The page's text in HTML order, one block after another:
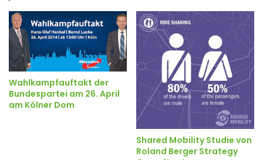
Wahlkampfauftakt der
Bundespartei am 26. April
am Kölner Dom
Shared Mobility Studie von
Roland Berger Strategy